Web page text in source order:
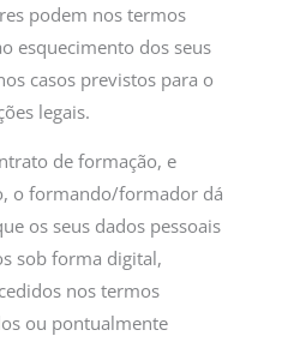
podem nos termos
esquecimento dos seus
casos previstos para o
legais.
de formação, e
o formando/formador dá
os seus dados pessoais
sob forma digital,
nos termos
ou pontualmente